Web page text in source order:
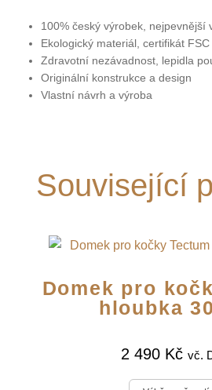
100% český výrobek, nejpevnější
Ekologický materiál, certifikát FSC
Zdravotní nezávadnost, lepidla
Originální konstrukce a design
Vlastní návrh a výroba
Související
Domek pro
hloubka
2 490 Kč vč.